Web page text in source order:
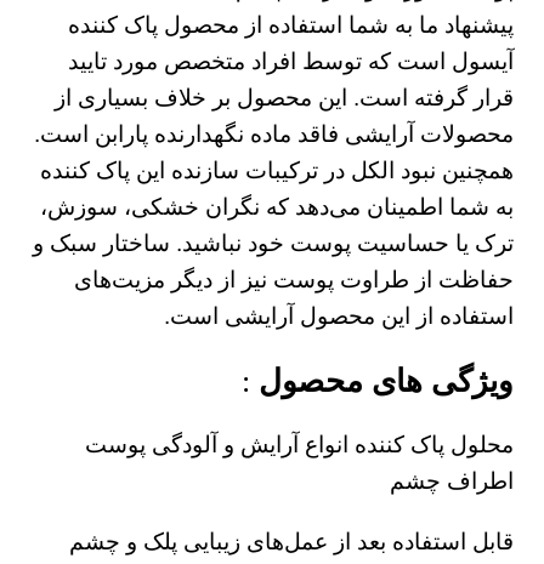
پیشنهاد ما به شما استفاده از محصول پاک کننده
آیسول است که توسط افراد متخصص مورد تایید
قرار گرفته است. این محصول بر خلاف بسیاری از
محصولات آرایشی فاقد ماده نگهدارنده پارابن است.
همچنین نبود الکل در ترکیبات سازنده این پاک کننده
به شما اطمینان می‌دهد که نگران خشکی، سوزش،
ترک یا حساسیت پوست خود نباشید. ساختار سبک و
حفاظت از طراوت پوست نیز از دیگر مزیت‌های
استفاده از این محصول آرایشی است.
ویژگی های محصول :
محلول پاک کننده انواع آرایش و آلودگی پوست
اطراف چشم
قابل استفاده بعد از عمل‌های زیبایی پلک و چشم